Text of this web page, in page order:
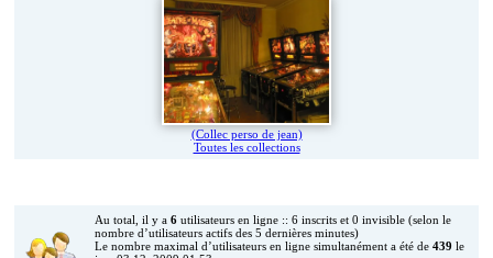
(Collec perso de jean)
Toutes les collections
Au total, il y a 6 utilisateurs en ligne :: 6 inscrits et 0 invisible (selon le
nombre d’utilisateurs actifs des 5 dernières minutes)
Le nombre maximal d’utilisateurs en ligne simultanément a été de 439 le